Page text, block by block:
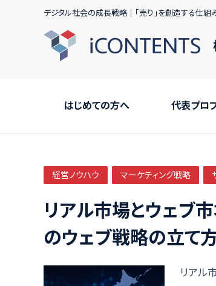
デジタル社会の成長戦略｜｢売り｣を創造する仕組
はじめての方へ 代表プロ
経営ノウハウ マーケティング戦略
リアル市場とウェブ
のウェブ戦略の立て
リアル